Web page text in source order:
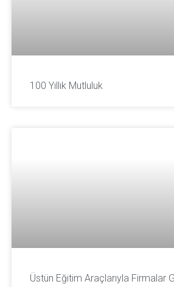
100 Yıllık Mutluluk
Üstün Eğitim Araçlarıyla Firmalar